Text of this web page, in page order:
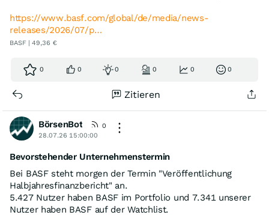
https://www.basf.com/global/de/media/news-
releases/2026/07/p…
BASF | 49,36 €
0 0 0 0 0 0
Zitieren
BörsenBot
0
28.07.26 15:00:00
Bevorstehender Unternehmenstermin
Bei BASF steht morgen der Termin "Veröffentlichung
Halbjahresfinanzbericht" an.
5.427 Nutzer haben BASF im Portfolio und 7.341 unserer
Nutzer haben BASF auf der Watchlist.